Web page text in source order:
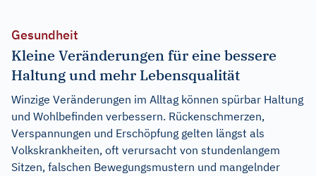
Gesundheit
Kleine Veränderungen für eine bessere
Haltung und mehr Lebensqualität
Winzige Veränderungen im Alltag können spürbar Haltung
und Wohlbefinden verbessern. Rückenschmerzen,
Verspannungen und Erschöpfung gelten längst als
Volkskrankheiten, oft verursacht von stundenlangem
Sitzen, falschen Bewegungsmustern und mangelnder